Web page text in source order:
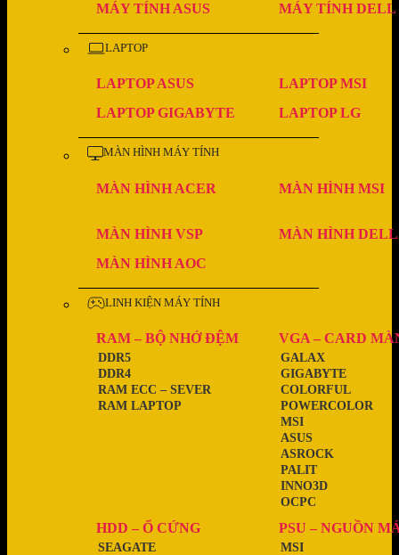
MÁY TÍNH ASUS MÁY TÍNH DELL
LAPTOP
LAPTOP ASUS
LAPTOP MSI
LAPTOP GIGABYTE
LAPTOP LG
MÀN HÌNH MÁY TÍNH
MÀN HÌNH ACER MÀN HÌNH MSI
MÀN HÌNH VSP
MÀN HÌNH DELL
MÀN HÌNH AOC
LINH KIỆN MÁY TÍNH
RAM – BỘ NHỚ ĐỆM
RAM LAPTOP
RAM ECC – SEVER
DDR4
DDR5
VGA – CARD
OCPC
INNO3D
PALIT
ASROCK
ASUS
MSI
POWERCOLOR
COLORFUL
GIGABYTE
GALAX
HDD – Ổ CỨNG
SEAGATE
PSU – NGUỒN
MSI